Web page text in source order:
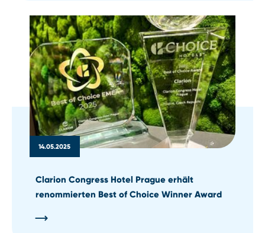
14.05.2025
Clarion Congress Hotel Prague erhält
renommierten Best of Choice Winner Award